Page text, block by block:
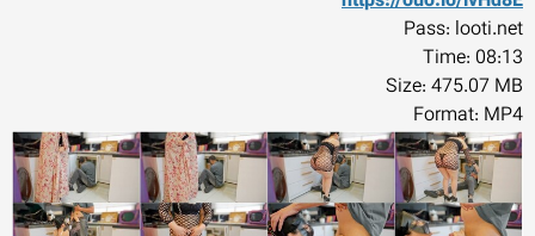
Pass: looti.net
Time: 08:13
Size: 475.07 MB
Format: MP4